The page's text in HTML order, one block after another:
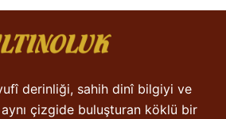
derinliği, sahih dinî bilgiyi ve
çizgide buluşturan köklü bir